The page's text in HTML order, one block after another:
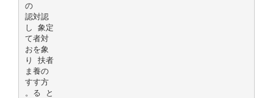
の
認対認
し 象定
て者対
おを象
り 扶者
ま養の
すす方
。る と